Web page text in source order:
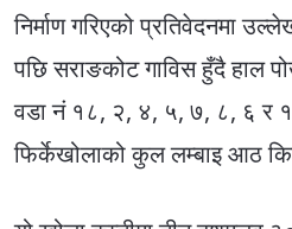
निर्माण गरिएको प्रतिवेदनमा
पछि सराङकोट गाविस हुँदै हाल
वडा नं १८, २, ४, ५, ७, ८, ६ र
फिर्केखोलाको कुल लम्बाइ आठ